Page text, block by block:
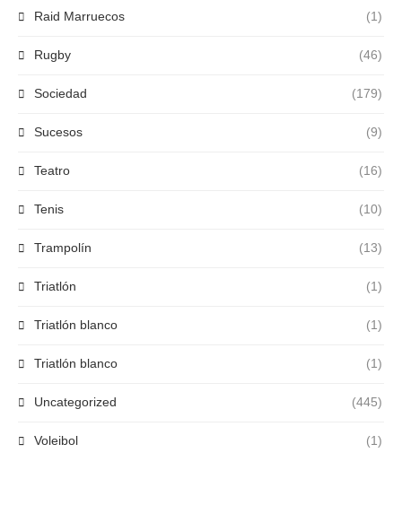
Raid Marruecos (1)
Rugby (46)
Sociedad (179)
Sucesos (9)
Teatro (16)
Tenis (10)
Trampolín (13)
Triatlón (1)
Triatlón blanco (1)
Triatlón blanco (1)
Uncategorized (445)
Voleibol (1)